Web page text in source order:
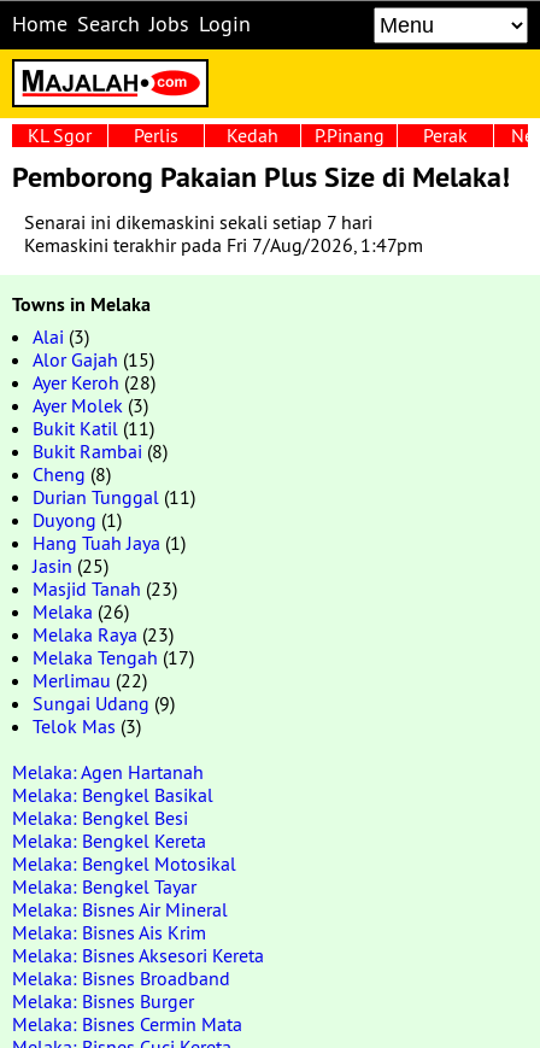
Home Search Jobs Login
KL Sgor Perlis Kedah P.Pinang Perak
Pemborong Pakaian Plus Size di Melaka!
Senarai ini dikemaskini sekali setiap 7 hari
Kemaskini terakhir pada Fri 7/Aug/2026, 1:47pm
Towns in Melaka
Alai (3)
Alor Gajah (15)
Ayer Keroh (28)
Ayer Molek (3)
Bukit Katil (11)
Bukit Rambai (8)
Cheng (8)
Durian Tunggal (11)
Duyong (1)
Hang Tuah Jaya (1)
Jasin (25)
Masjid Tanah (23)
Melaka (26)
Melaka Raya (23)
Melaka Tengah (17)
Merlimau (22)
Sungai Udang (9)
Telok Mas (3)
Melaka: Agen Hartanah
Melaka: Bengkel Basikal
Melaka: Bengkel Besi
Melaka: Bengkel Kereta
Melaka: Bengkel Motosikal
Melaka: Bengkel Tayar
Melaka: Bisnes Air Mineral
Melaka: Bisnes Ais Krim
Melaka: Bisnes Aksesori Kereta
Melaka: Bisnes Broadband
Melaka: Bisnes Burger
Melaka: Bisnes Cermin Mata